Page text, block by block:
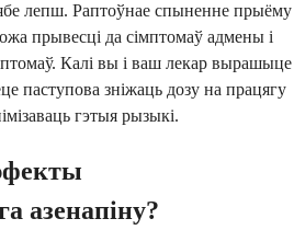
лепш. Раптоўнае спыненне прыёму
прывесці да сімптомаў адмены і
Калі вы і ваш лекар вырашыце
паступова зніжаць дозу на працягу
гэтыя рызыкі.
азенапіну?